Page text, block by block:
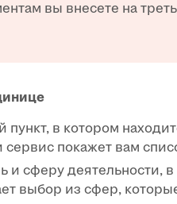
вы внесете на
пункт, в котором
сервис покажет вам
и сферу деятельности,
выбор из сфер,